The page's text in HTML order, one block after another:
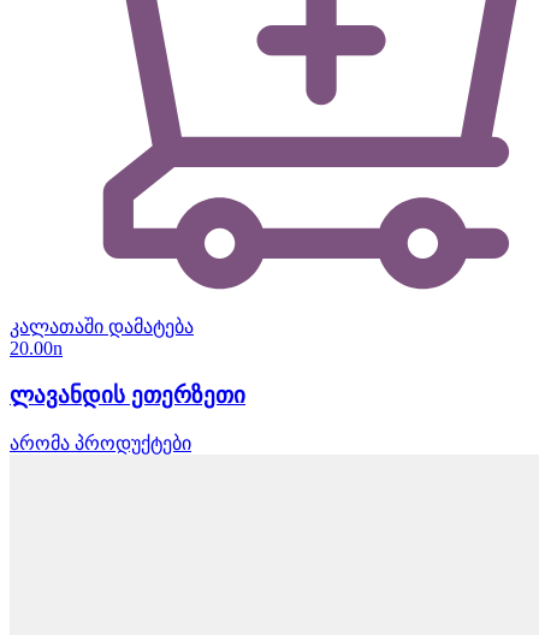
კალათაში დამატება
20.00n
ლავანდის ეთერზეთი
არომა პროდუქტები